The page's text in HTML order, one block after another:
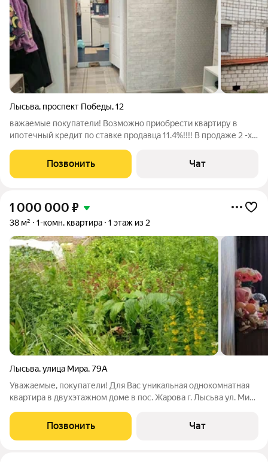
Лысьва, проспект Победы,12
важаемые покупатели! Возможно приобрести квартиру в
ипотечный кредит по ставке продавца 11.4%!!!! В продаже 2 -х
теплом доме по адресу Пр. Победы д. 12 48.3 кв.м, 7 этаж. Окна
- пластик, лоджия по
Позвонить Чат
1 000 000 ₽
38 м² 1-комн. квартира 1 этаж из 2
Лысьва,улица Мира,79А
Уважаемые, покупатели! Для Вас уникальная однокомнатная
квартира в двухэтажном доме в пос. Жарова г. Лысьва ул. Мира
квартире газовая колонка, окна высоко. Рядом с домом
расположен земельный
Позвонить Чат